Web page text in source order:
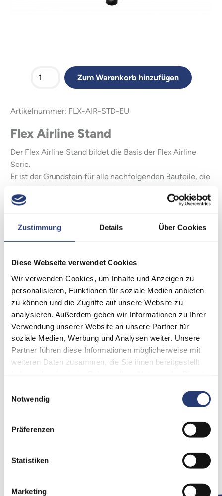
Zustimmung Details Über Cookies
Diese Webseite verwendet Cookies
Wir verwenden Cookies, um Inhalte und Anzeigen zu
personalisieren, Funktionen für soziale Medien anbieten
zu können und die Zugriffe auf unsere Website zu
analysieren. Außerdem geben wir Informationen zu Ihrer
Verwendung unserer Website an unsere Partner für
soziale Medien, Werbung und Analysen weiter. Unsere
Partner führen diese Informationen möglicherweise mit
weiteren Daten zusammen, die Sie ihnen bereitgestellt
Notwendig
Präferenzen
Statistiken
Marketing
Zum Warenkorb hinzufügen
Artikelnummer: FLX-AIR-STD-EU
Flex Airline Stand
Der Flex Airline Stand bildet die Basis der Flex Airline
Serie.
Er ist der Grundstein für alle nachfolgenden Bauteile, die
auf dem Boden installiert und aufgebaut werden können.
Der Standfuß ist speziell für die Aufnahme von Astera
AX2 100 Scheinwerfern geeignet und ermöglicht
zudem das Einschieben von Nut10-Profilen.
Rückseite des Fußes.
Durch die vorhandenen Gummifüße ist der 7,4kg
schwere Stahl-Standfuß rutschfest und garantiert einen
sicheren Stand.
Features:
Werkzeuglos
Schneller Aufbau und Montage
Flexible Ballastierung möglich
Kann auf eine Bodenplatte für Traversen mit den
Geeignet für:
Flex Base Plate